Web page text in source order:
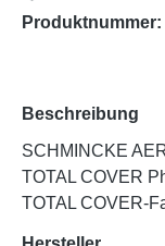
Produktnummer:
Beschreibung
SCHMINCKE
TOTAL COVER
TOTAL COVER-